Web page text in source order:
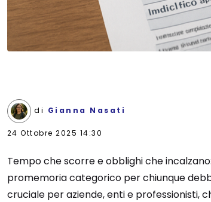
di Gianna Nasati
24 Ottobre 2025 14:30
Tempo che scorre e obblighi che
promemoria categorico per chiunque
cruciale per aziende, enti e professionisti,